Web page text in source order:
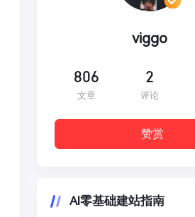
viggo
806
文章
2
评论
赞赏
AI零基础建站指南